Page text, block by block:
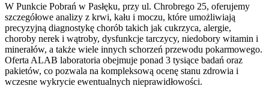
W Punkcie Pobrań w Pasłęku, przy ul. Chrobrego 25, oferujemy
szczegółowe analizy z krwi, kału i moczu, które umożliwiają
precyzyjną diagnostykę chorób takich jak cukrzyca, alergie,
choroby nerek i wątroby, dysfunkcje tarczycy, niedobory witamin i
minerałów, a także wiele innych schorzeń przewodu pokarmowego.
Oferta ALAB laboratoria obejmuje ponad 3 tysiące badań oraz
pakietów, co pozwala na kompleksową ocenę stanu zdrowia i
wczesne wykrycie ewentualnych nieprawidłowości.